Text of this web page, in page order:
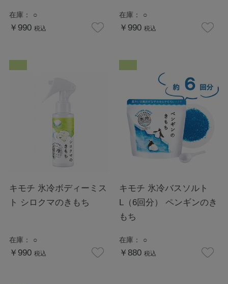
在庫： ○
￥990 税込
在庫： ○
￥990 税込
キモチ 氷冷ボディーミス
ト シロクマのきもち
在庫： ○
￥990 税込
キモチ 氷冷バスソルト
L（6回分） ペンギンのき
もち
在庫： ○
￥880 税込